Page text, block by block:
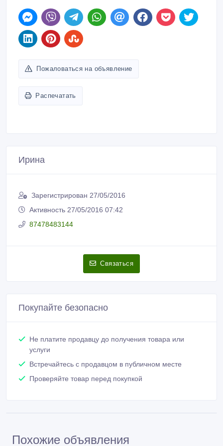
Пожаловаться на объявление
Распечатать
Ирина
Зарегистрирован 27/05/2016
Активность 27/05/2016 07:42
87478483144
Связаться
Покупайте безопасно
Не платите продавцу до получения товара или
услуги
Встречайтесь с продавцом в публичном месте
Проверяйте товар перед покупкой
Похожие объявления